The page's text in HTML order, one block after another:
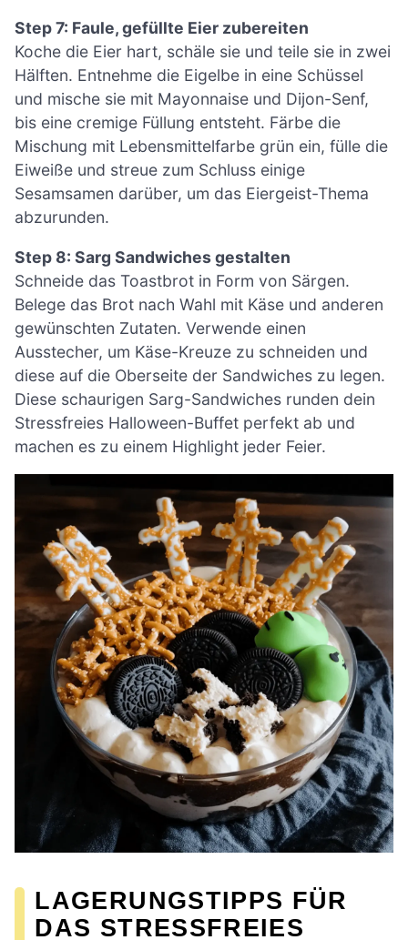
Step 7: Faule, gefüllte Eier zubereiten
Koche die Eier hart, schäle sie und teile sie in zwei
Hälften. Entnehme die Eigelbe in eine Schüssel
und mische sie mit Mayonnaise und Dijon-Senf,
bis eine cremige Füllung entsteht. Färbe die
Mischung mit Lebensmittelfarbe grün ein, fülle die
Eiweiße und streue zum Schluss einige
Sesamsamen darüber, um das Eiergeist-Thema
abzurunden.
Step 8: Sarg Sandwiches gestalten
Schneide das Toastbrot in Form von Särgen.
Belege das Brot nach Wahl mit Käse und anderen
gewünschten Zutaten. Verwende einen
Ausstecher, um Käse-Kreuze zu schneiden und
diese auf die Oberseite der Sandwiches zu legen.
Diese schaurigen Sarg-Sandwiches runden dein
Stressfreies Halloween-Buffet perfekt ab und
machen es zu einem Highlight jeder Feier.
LAGERUNGSTIPPS FÜR
DAS STRESSFREIES